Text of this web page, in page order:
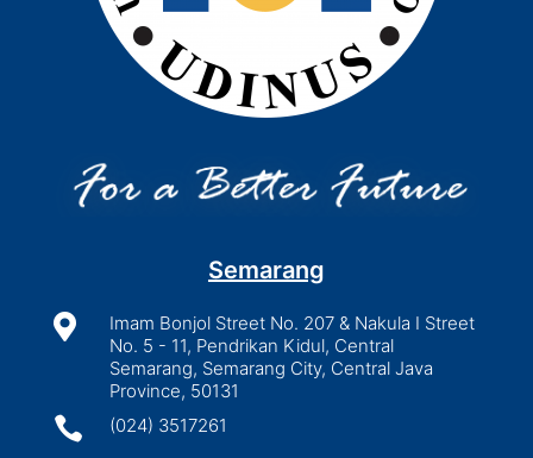
Semarang

Imam Bonjol Street No. 207 & Nakula I Street
No. 5 - 11, Pendrikan Kidul, Central
Semarang, Semarang City, Central Java
Province, 50131
 (024) 3517261